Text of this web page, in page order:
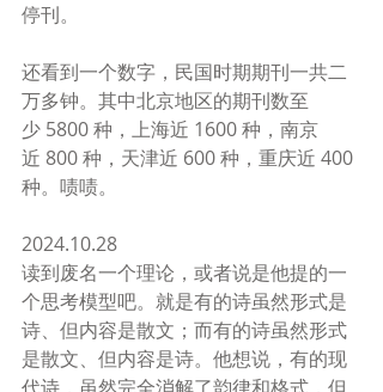
停刊。
还看到一个数字，民国时期期刊一共二
万多钟。其中北京地区的期刊数至
少 5800 种，上海近 1600 种，南京
近 800 种，天津近 600 种，重庆近 400
种。啧啧。
2024.10.28
读到废名一个理论，或者说是他提的一
个思考模型吧。就是有的诗虽然形式是
诗、但内容是散文；而有的诗虽然形式
是散文、但内容是诗。他想说，有的现